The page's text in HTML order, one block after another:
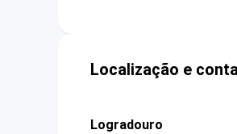
Localização e
Logradouro